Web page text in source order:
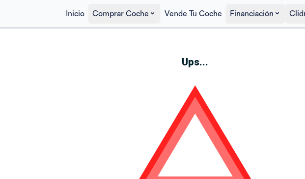
Inicio Comprar Coche Vende Tu Coche Financiación
Ups...